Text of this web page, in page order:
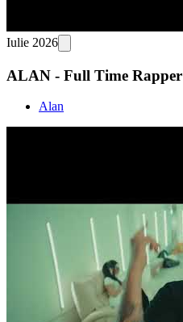
Iulie 2026
ALAN - Full Time Rapper
Alan